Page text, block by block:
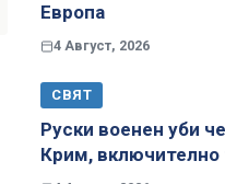
Европа
4 Август, 2026
СВЯТ
Руски военен уби
Крим, включително